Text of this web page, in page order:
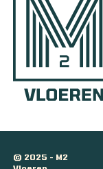
© 2025 - M2